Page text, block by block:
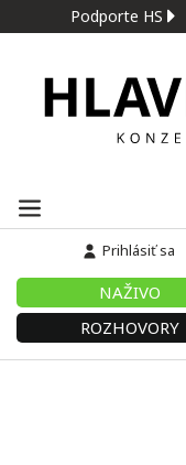
Podporte HS
Prihlásiť sa
NAŽIVO
ROZHOVORY